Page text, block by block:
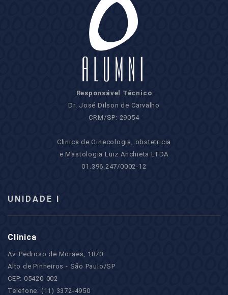
Responsável Técnico
Dr. José Dilson de Carvalho
CRM/SP: 29054
Clinica de Ginecologia, obstetricia
e Mastologia Luiz Anchieta LTDA
01.396.247/0002-12
UNIDADE I
Clínica
Av. Pedroso de Moraes, 1870
Alto de Pinheiros - São Paulo/SP
CEP: 05420-002
Telefone: (11) 3372-4950